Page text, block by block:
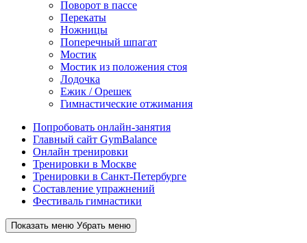
Поворот в пассе
Перекаты
Ножницы
Поперечный шпагат
Мостик
Мостик из положения стоя
Лодочка
Ежик / Орешек
Гимнастические отжимания
Попробовать онлайн-занятия
Главный сайт GymBalance
Онлайн тренировки
Тренировки в Москве
Тренировки в Санкт-Петербурге
Составление упражнений
Фестиваль гимнастики
Показать меню Убрать меню